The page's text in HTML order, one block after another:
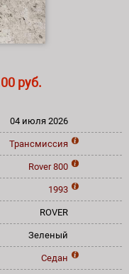
руб.
04 июля 2026
Трансмиссия
Rover 800
1993
ROVER
Зеленый
Седан